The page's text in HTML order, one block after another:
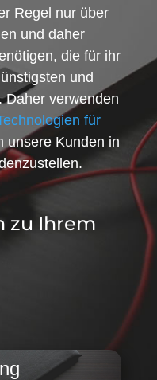
Regel nur über
und daher
die für ihr
und
Daher verwenden
für
unsere Kunden in
zu Ihrem